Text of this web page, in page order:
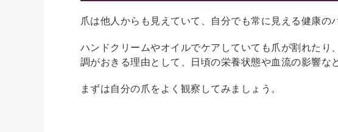
爪は他人からも見えていて、自分でも常に見える健康の
ハンドクリームやオイルでケアしていても爪が割れた
調がおきる理由として、日頃の栄養状態や血流の影響な
まずは自分の爪をよく観察してみましょう。